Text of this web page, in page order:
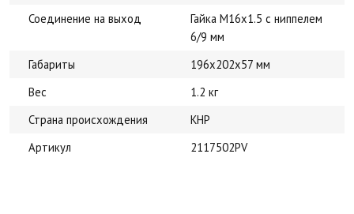
Соединение на выход
Гайка M16x1.5 с ниппелем
6/9 мм
Габариты
196х202х57 мм
Вес
1.2 кг
Страна происхождения
КНР
Артикул
2117502PV